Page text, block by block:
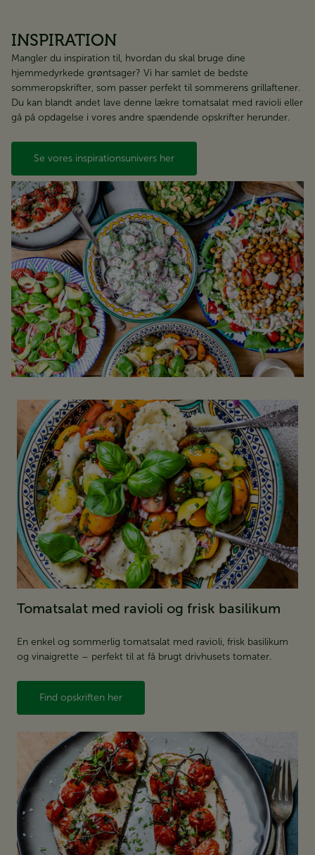
INSPIRATION
Mangler du inspiration til, hvordan du skal bruge dine
hjemmedyrkede grøntsager? Vi har samlet de bedste
sommeropskrifter, som passer perfekt til sommerens grillaftener.
Du kan blandt andet lave denne lækre tomatsalat med ravioli eller
gå på opdagelse i vores andre spændende opskrifter herunder.
Se vores inspirationsunivers her
Tomatsalat med ravioli og frisk basilikum
En enkel og sommerlig tomatsalat med ravioli, frisk basilikum
og vinaigrette – perfekt til at få brugt drivhusets tomater.
Find opskriften her